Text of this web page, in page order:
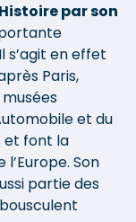
par son
s’agit en effet
Paris,
et du
et font la
Son
partie des